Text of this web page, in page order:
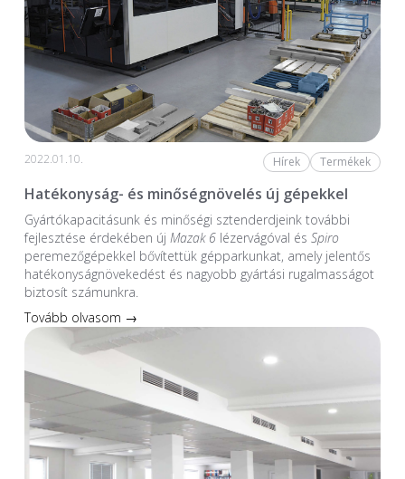
2022.01.10. Hírek Termékek
Hatékonyság- és minőségnövelés új gépekkel
Gyártókapacitásunk és minőségi sztenderdjeink további
fejlesztése érdekében új Mazak 6lézervágóval és Spiro
peremezőgépekkel bővítettük gépparkunkat, amely jelentős
hatékonyságnövekedést és nagyobb gyártási rugalmasságot
biztosít számunkra.
Tovább olvasom →